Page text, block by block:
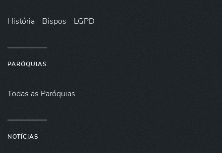
História Bispos LGPD
PARÓQUIAS
Todas as Paróquias
NOTÍCIAS